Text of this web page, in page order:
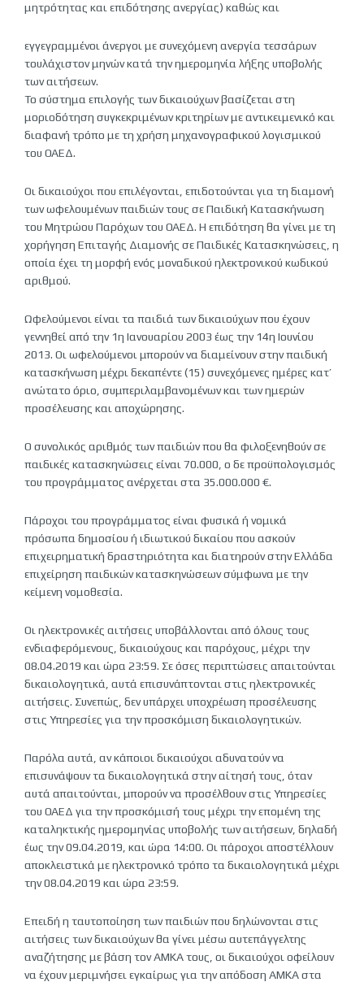
μητρότητας και επιδότησης ανεργίας) καθώς και
εγγεγραμμένοι άνεργοι με συνεχόμενη ανεργία τεσσάρων
τουλάχιστον μηνών κατά την ημερομηνία λήξης υποβολής
των αιτήσεων.
Το σύστημα επιλογής των δικαιούχων βασίζεται στη
μοριοδότηση συγκεκριμένων κριτηρίων με αντικειμενικό και
διαφανή τρόπο με τη χρήση μηχανογραφικού λογισμικού
του ΟΑΕΔ.
Οι δικαιούχοι που επιλέγονται, επιδοτούνται για τη διαμονή
των ωφελουμένων παιδιών τους σε Παιδική Κατασκήνωση
του Μητρώου Παρόχων του ΟΑΕΔ. Η επιδότηση θα γίνει με τη
χορήγηση Επιταγής Διαμονής σε Παιδικές Κατασκηνώσεις, η
οποία έχει τη μορφή ενός μοναδικού ηλεκτρονικού κωδικού
αριθμού.
Ωφελούμενοι είναι τα παιδιά των δικαιούχων που έχουν
γεννηθεί από την 1η Ιανουαρίου 2003 έως την 14η Ιουνίου
2013. Οι ωφελούμενοι μπορούν να διαμείνουν στην παιδική
κατασκήνωση μέχρι δεκαπέντε (15) συνεχόμενες ημέρες κατ’
ανώτατο όριο, συμπεριλαμβανομένων και των ημερών
προσέλευσης και αποχώρησης.
Ο συνολικός αριθμός των παιδιών που θα φιλοξενηθούν σε
παιδικές κατασκηνώσεις είναι 70.000, ο δε προϋπολογισμός
του προγράμματος ανέρχεται στα 35.000.000 €.
Πάροχοι του προγράμματος είναι φυσικά ή νομικά
πρόσωπα δημοσίου ή ιδιωτικού δικαίου που ασκούν
επιχειρηματική δραστηριότητα και διατηρούν στην Ελλάδα
επιχείρηση παιδικών κατασκηνώσεων σύμφωνα με την
κείμενη νομοθεσία.
Οι ηλεκτρονικές αιτήσεις υποβάλλονται από όλους τους
ενδιαφερόμενους, δικαιούχους και παρόχους, μέχρι την
08.04.2019 και ώρα 23:59. Σε όσες περιπτώσεις απαιτούνται
δικαιολογητικά, αυτά επισυνάπτονται στις ηλεκτρονικές
αιτήσεις. Συνεπώς, δεν υπάρχει υποχρέωση προσέλευσης
στις Υπηρεσίες για την προσκόμιση δικαιολογητικών.
Παρόλα αυτά, αν κάποιοι δικαιούχοι αδυνατούν να
επισυνάψουν τα δικαιολογητικά στην αίτησή τους, όταν
αυτά απαιτούνται, μπορούν να προσέλθουν στις Υπηρεσίες
του ΟΑΕΔ για την προσκόμισή τους μέχρι την επομένη της
καταληκτικής ημερομηνίας υποβολής των αιτήσεων, δηλαδή
έως την 09.04.2019, και ώρα 14:00. Οι πάροχοι αποστέλλουν
αποκλειστικά με ηλεκτρονικό τρόπο τα δικαιολογητικά μέχρι
την 08.04.2019 και ώρα 23:59.
Επειδή η ταυτοποίηση των παιδιών που δηλώνονται στις
αιτήσεις των δικαιούχων θα γίνει μέσω αυτεπάγγελτης
αναζήτησης με βάση τον ΑΜΚΑ τους, οι δικαιούχοι οφείλουν
να έχουν μεριμνήσει εγκαίρως για την απόδοση ΑΜΚΑ στα